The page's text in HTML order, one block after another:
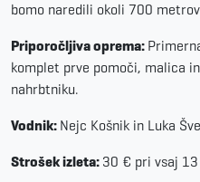
bomo naredili okoli 700
Priporočljiva oprema:
komplet prve pomoči, malica
nahrbtniku.
Vodnik: Nejc Košnik in Luka
Strošek izleta: 30 € pri vsaj